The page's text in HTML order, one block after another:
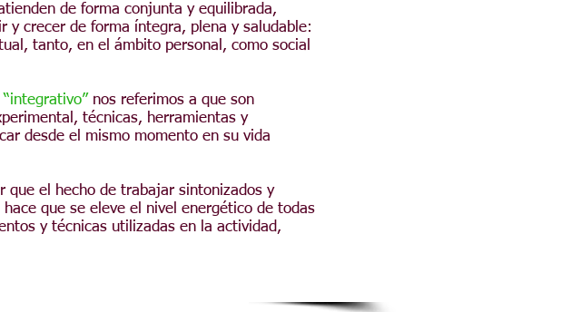
de forma conjunta y equilibrada,
y crecer de forma íntegra, plena y saludable:
tanto, en el ámbito personal, como social
nos referimos a que son
técnicas, herramientas y
desde el mismo momento en su vida
que el hecho de trabajar sintonizados y
que se eleve el nivel energético de todas
y técnicas utilizadas en la actividad,